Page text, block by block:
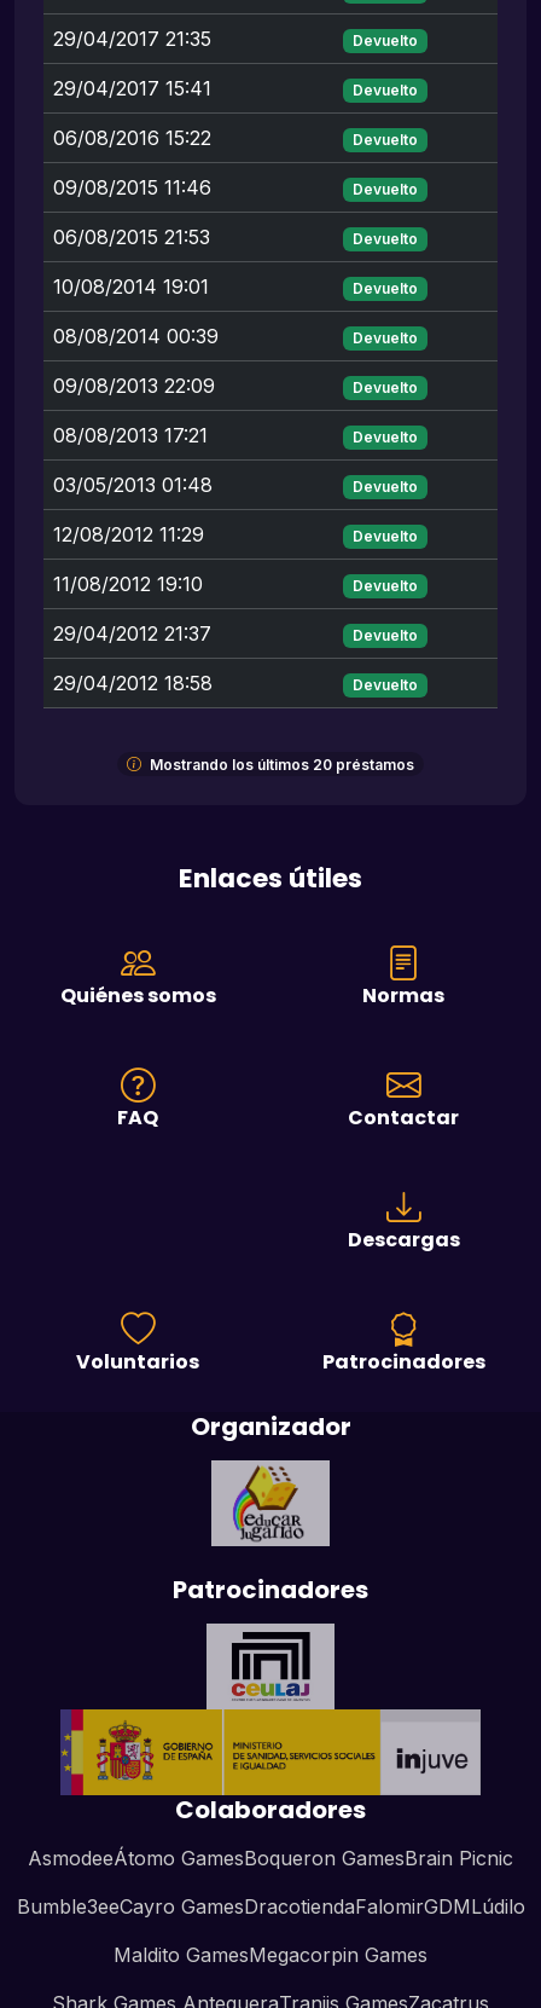
29/04/2017 21:35 Devuelto
29/04/2017 15:41 Devuelto
06/08/2016 15:22 Devuelto
09/08/2015 11:46 Devuelto
06/08/2015 21:53 Devuelto
10/08/2014 19:01 Devuelto
08/08/2014 00:39 Devuelto
09/08/2013 22:09 Devuelto
08/08/2013 17:21 Devuelto
03/05/2013 01:48 Devuelto
12/08/2012 11:29 Devuelto
11/08/2012 19:10 Devuelto
29/04/2012 21:37 Devuelto
29/04/2012 18:58 Devuelto
Mostrando los últimos 20 préstamos
Enlaces útiles
Quiénes somos Normas
FAQ Contactar
Descargas
Voluntarios Patrocinadores
Organizador
Patrocinadores
Colaboradores
AsmodeeÁtomo GamesBoqueron GamesBrain Picnic
Bumble3eeCayro GamesDracotiendaFalomirGDMLúdilo
Maldito GamesMegacorpin Games